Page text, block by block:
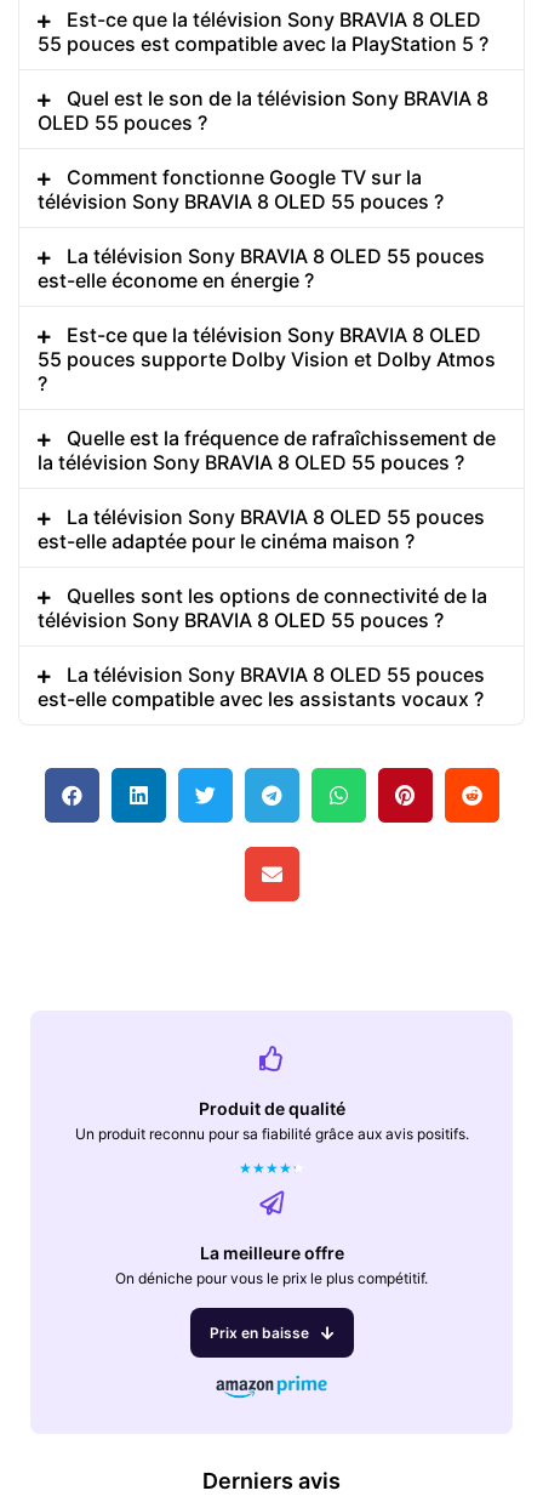
Est-ce que la télévision Sony BRAVIA 8 OLED
55 pouces est compatible avec la PlayStation 5 ?
Quel est le son de la télévision Sony BRAVIA 8
OLED 55 pouces ?
Comment fonctionne Google TV sur la
télévision Sony BRAVIA 8 OLED 55 pouces ?
La télévision Sony BRAVIA 8 OLED 55 pouces
est-elle économe en énergie ?
Est-ce que la télévision Sony BRAVIA 8 OLED
55 pouces supporte Dolby Vision et Dolby Atmos
?
Quelle est la fréquence de rafraîchissement de
la télévision Sony BRAVIA 8 OLED 55 pouces ?
La télévision Sony BRAVIA 8 OLED 55 pouces
est-elle adaptée pour le cinéma maison ?
Quelles sont les options de connectivité de la
télévision Sony BRAVIA 8 OLED 55 pouces ?
La télévision Sony BRAVIA 8 OLED 55 pouces
est-elle compatible avec les assistants vocaux ?
Produit de qualité
Un produit reconnu pour sa fiabilité grâce aux avis positifs.
★★★★★
La meilleure offre
On déniche pour vous le prix le plus compétitif.
Prix en baisse
Derniers avis